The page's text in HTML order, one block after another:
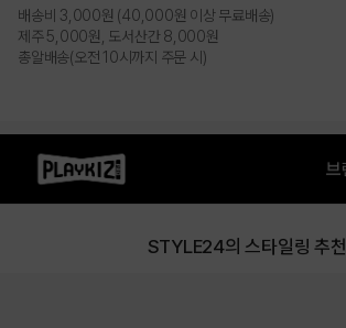
PRODUCT VIEW
배송비 3,000원 (40,000원 이상 무료배송)
제주 5,000원, 도서산간 8,000원
총알배송(오전 10시까지 주문 시)
STYLE24의 스타일링 추천